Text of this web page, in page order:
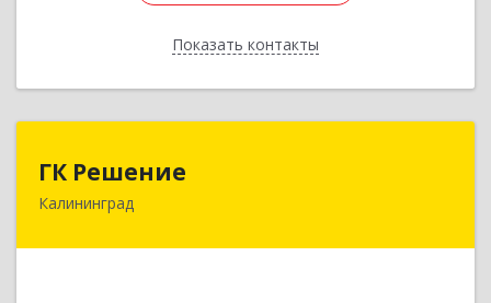
Показать контакты
Назад
ГК Решение
Калининград
236038, Калининградская обл, Калининград г,